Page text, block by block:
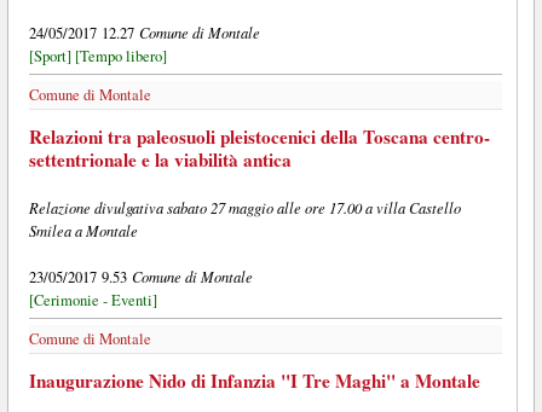
24/05/2017 12.27 Comune di Montale
[Sport] [Tempo libero]
Comune di Montale
Relazioni tra paleosuoli pleistocenici della Toscana centro-
settentrionale e la viabilità antica
Relazione divulgativa sabato 27 maggio alle ore 17.00 a villa Castello
Smilea a Montale
23/05/2017 9.53 Comune di Montale
[Cerimonie - Eventi]
Comune di Montale
Inaugurazione Nido di Infanzia "I Tre Maghi" a Montale